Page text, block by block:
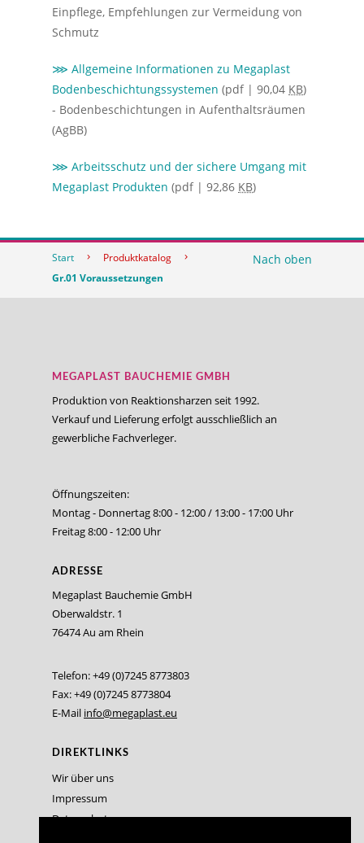
Einpflege, Empfehlungen zur Vermeidung von
Schmutz
⋙ Allgemeine Informationen zu Megaplast
Bodenbeschichtungssystemen (pdf | 90,04 KB)
- Bodenbeschichtungen in Aufenthaltsräumen
(AgBB)
⋙ Arbeitsschutz und der sichere Umgang mit
Megaplast Produkten (pdf | 92,86 KB)
Nach oben
Start
Produktkatalog
Gr.01 Voraussetzungen
MEGAPLAST BAUCHEMIE GMBH
Produktion von Reaktionsharzen seit 1992.
Verkauf und Lieferung erfolgt ausschließlich an
gewerbliche Fachverleger.
Öffnungszeiten:
Montag - Donnertag 8:00 - 12:00 / 13:00 - 17:00 Uhr
Freitag 8:00 - 12:00 Uhr
ADRESSE
Megaplast Bauchemie GmbH
Oberwaldstr. 1
76474 Au am Rhein
Telefon: +49 (0)7245 8773803
Fax: +49 (0)7245 8773804
E-Mail info@megaplast.eu
DIREKTLINKS
Wir über uns
Impressum
Datenschutz